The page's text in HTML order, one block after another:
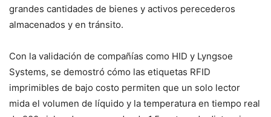
grandes cantidades de bienes y activos perecederos
almacenados y en tránsito.
Con la validación de compañías como HID y Lyngsoe
Systems, se demostró cómo las etiquetas RFID
imprimibles de bajo costo permiten que un solo lector
mida el volumen de líquido y la temperatura en tiempo real